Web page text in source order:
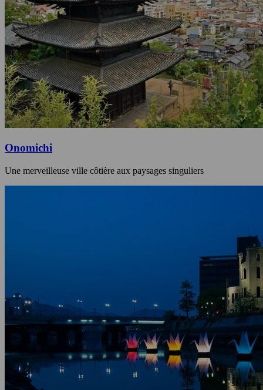
Onomichi
Une merveilleuse ville côtière aux paysages singuliers